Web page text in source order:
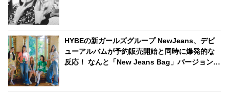
HYBEの新ガールズグループ NewJeans、デビ
ューアルバムが予約販売開始と同時に爆発的な
反応！ なんと「New Jeans Bag」バージョンは